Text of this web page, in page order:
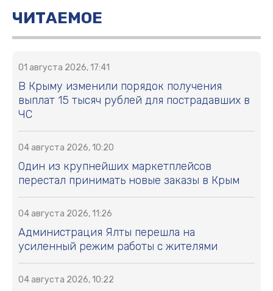
ЧИТАЕМОЕ
01 августа 2026, 17:41
В Крыму изменили порядок получения
выплат 15 тысяч рублей для пострадавших в
ЧС
04 августа 2026, 10:20
Один из крупнейших маркетплейсов
перестал принимать новые заказы в Крым
04 августа 2026, 11:26
Администрация Ялты перешла на
усиленный режим работы с жителями
04 августа 2026, 10:22